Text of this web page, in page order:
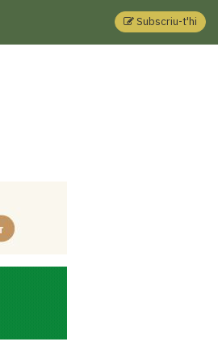
Subscriu-t'hi